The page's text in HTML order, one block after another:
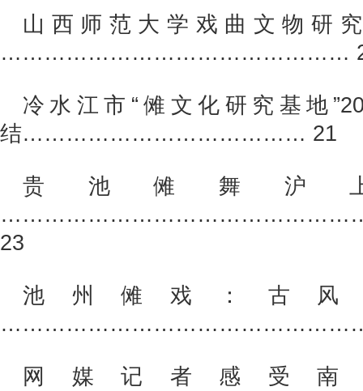
山西师范大学戏曲文物研
…………………………………………
冷水江市“傩文化研究基地
结………………………………… 21
贵池傩舞沪
23
池州傩戏：古
网媒记者感受